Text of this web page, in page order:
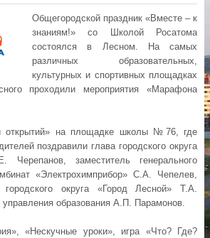
Общегородской праздник «Вместе – к
знаниям!» со Школой Росатома
состоялся в Лесном. На самых
различных образовательных,
культурных и спортивных площадках
проходили мероприятия «Марафона
открытий» на площадке школы №76, где
поздравили глава городского округа
Черепанов, заместитель генерального
«Электрохимприбор» С.А. Чепелев,
округа «Город Лесной» Т.А.
управления образования А.П. Парамонов.
«Нескучные уроки», игра «Что? Где?